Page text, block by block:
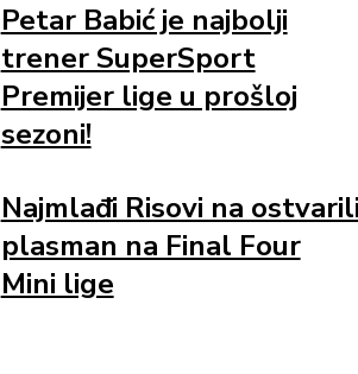
Petar Babić je najbolji
trener SuperSport
Premijer lige u prošloj
sezoni!
Najmlađi Risovi na
plasman na Final Four
Mini lige